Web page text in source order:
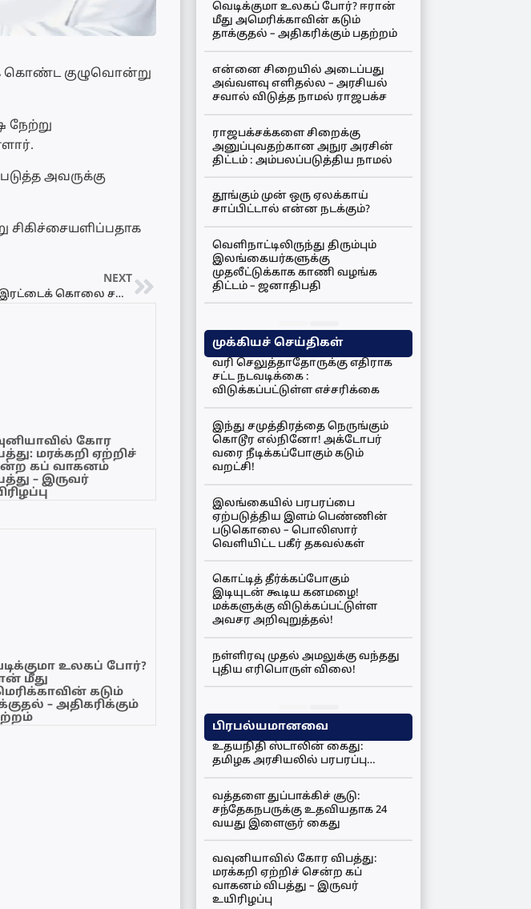
கொண்ட குழுவொன்று
நேற்று
அவருக்கு
NEXT
மன்னார் நொச்சிக்குள இரட்டைக் கொலை சம்பவம் தொடர்பில் சரணடைந்த 5 சந்தேக நபர்களையும் விளக்கமறியலில் வைக்க உத்தரவு.
கோர
மரக்கறி ஏற்றிச்
கப் வாகனம்
– இருவர்
உலகப் போர்?
மீது
கடும்
– அதிகரிக்கும்
வெடிக்குமா உலகப் போர்? ஈரான்
மீது அமெரிக்காவின் கடும்
தாக்குதல் – அதிகரிக்கும் பதற்றம்
என்னை சிறையில் அடைப்பது
அவ்வளவு எளிதல்ல – அரசியல்
சவால் விடுத்த நாமல் ராஜபக்ச
ராஜபக்சக்களை சிறைக்கு
அனுப்புவதற்கான அநுர அரசின்
திட்டம் : அம்பலப்படுத்திய நாமல்
தூங்கும் முன் ஒரு ஏலக்காய்
சாப்பிட்டால் என்ன நடக்கும்?
வெளிநாட்டிலிருந்து திரும்பும்
இலங்கையர்களுக்கு
முதலீட்டுக்காக காணி வழங்க
திட்டம் – ஜனாதிபதி
முக்கியச் செய்திகள்
வரி செலுத்தாதோருக்கு எதிராக
சட்ட நடவடிக்கை :
விடுக்கப்பட்டுள்ள எச்சரிக்கை
இந்து சமுத்திரத்தை நெருங்கும்
கொடூர எல்நினோ! அக்டோபர்
வரை நீடிக்கப்போகும் கடும்
வறட்சி!
இலங்கையில் பரபரப்பை
ஏற்படுத்திய இளம் பெண்ணின்
படுகொலை – பொலிஸார்
வெளியிட்ட பகீர் தகவல்கள்
கொட்டித் தீர்க்கப்போகும்
இடியுடன் கூடிய கனமழை!
மக்களுக்கு விடுக்கப்பட்டுள்ள
அவசர அறிவுறுத்தல்!
நள்ளிரவு முதல் அமலுக்கு வந்தது
புதிய எரிபொருள் விலை!
பிரபல்யமானவை
உதயநிதி ஸ்டாலின் கைது:
தமிழக அரசியலில் பரபரப்பு…
வத்தளை துப்பாக்கிச் சூடு:
சந்தேகநபருக்கு உதவியதாக 24
வயது இளைஞர் கைது
வவுனியாவில் கோர விபத்து:
மரக்கறி ஏற்றிச் சென்ற கப்
வாகனம் விபத்து – இருவர்
உயிரிழப்பு